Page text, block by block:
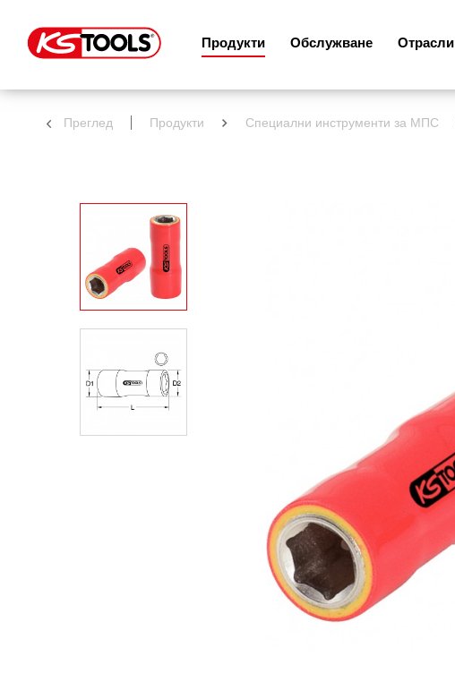
Продукти Обслужване Отрасли
Преглед Продукти Специални инструменти за МПС